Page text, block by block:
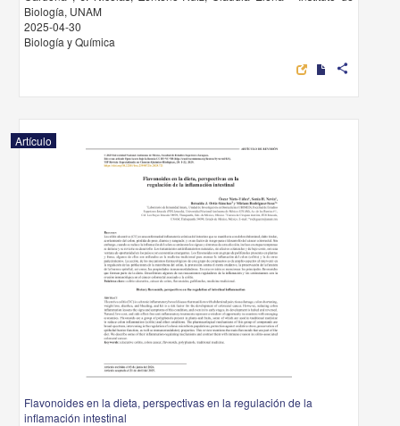
Biología, UNAM
2025-04-30
Biología y Química
share
Artículo
Flavonoides en la dieta, perspectivas en la regulación de la
inflamación intestinal